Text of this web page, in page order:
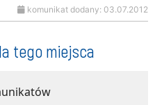
komunikat dodany: 03.07.2012
tego miejsca